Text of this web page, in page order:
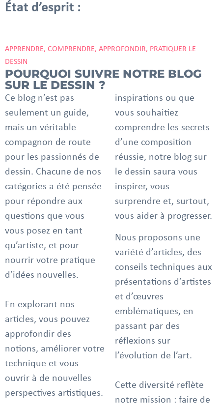
État d’esprit :
APPRENDRE, COMPRENDRE, APPROFONDIR, PRATIQUER LE
DESSIN
POURQUOI SUIVRE NOTRE BLOG
SUR LE DESSIN ?
Ce blog n’est pas
seulement un guide,
mais un véritable
compagnon de route
pour les passionnés de
dessin. Chacune de nos
catégories a été pensée
pour répondre aux
questions que vous
vous posez en tant
qu’artiste, et pour
nourrir votre pratique
d’idées nouvelles.
En explorant nos
articles, vous pouvez
approfondir des
notions, améliorer votre
technique et vous
ouvrir à de nouvelles
perspectives artistiques.
inspirations ou que
vous souhaitiez
comprendre les secrets
d’une composition
réussie, notre blog sur
le dessin saura vous
inspirer, vous
surprendre et, surtout,
vous aider à progresser.
Nous proposons une
variété d’articles, des
conseils techniques aux
présentations d’artistes
et d’œuvres
emblématiques, en
passant par des
réflexions sur
l’évolution de l’art.
Cette diversité reflète
notre mission : faire de